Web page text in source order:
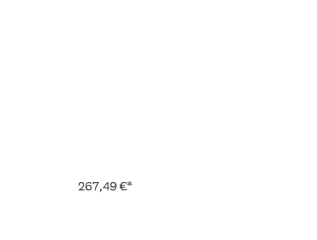
267,49 €*